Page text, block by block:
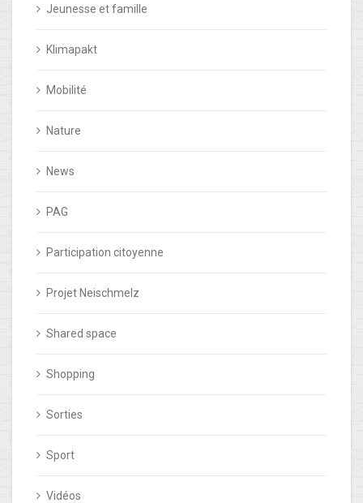
Jeunesse et famille
Klimapakt
Mobilité
Nature
News
PAG
Participation citoyenne
Projet Neischmelz
Shared space
Shopping
Sorties
Sport
Vidéos